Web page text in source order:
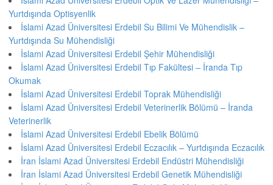
Yurtdışında Optisyenlik
İslami Azad Üniversitesi Erdebil Su Bilimi Ve Mühendislik –
Yurtdışında Su Mühendisliği
İslami Azad Üniversitesi Erdebil Şehir Mühendisliği
İslami Azad Üniversitesi Erdebil Tıp Fakültesi – İranda Tıp
Okumak
İslami Azad Üniversitesi Erdebil Toprak Mühendisliği
İslami Azad Üniversitesi Erdebil Veterinerlik Bölümü – İranda
Veterinerlik
İslami Azad Üniversitesi Erdebil Ebelik Bölümü
İslami Azad Üniversitesi Erdebil Eczacılık – Yurtdışında Eczacılık
İran İslami Azad Üniversitesi Erdebil Endüstri Mühendisliği
İran İslami Azad Üniversitesi Erdebil Genetik Mühendisliği